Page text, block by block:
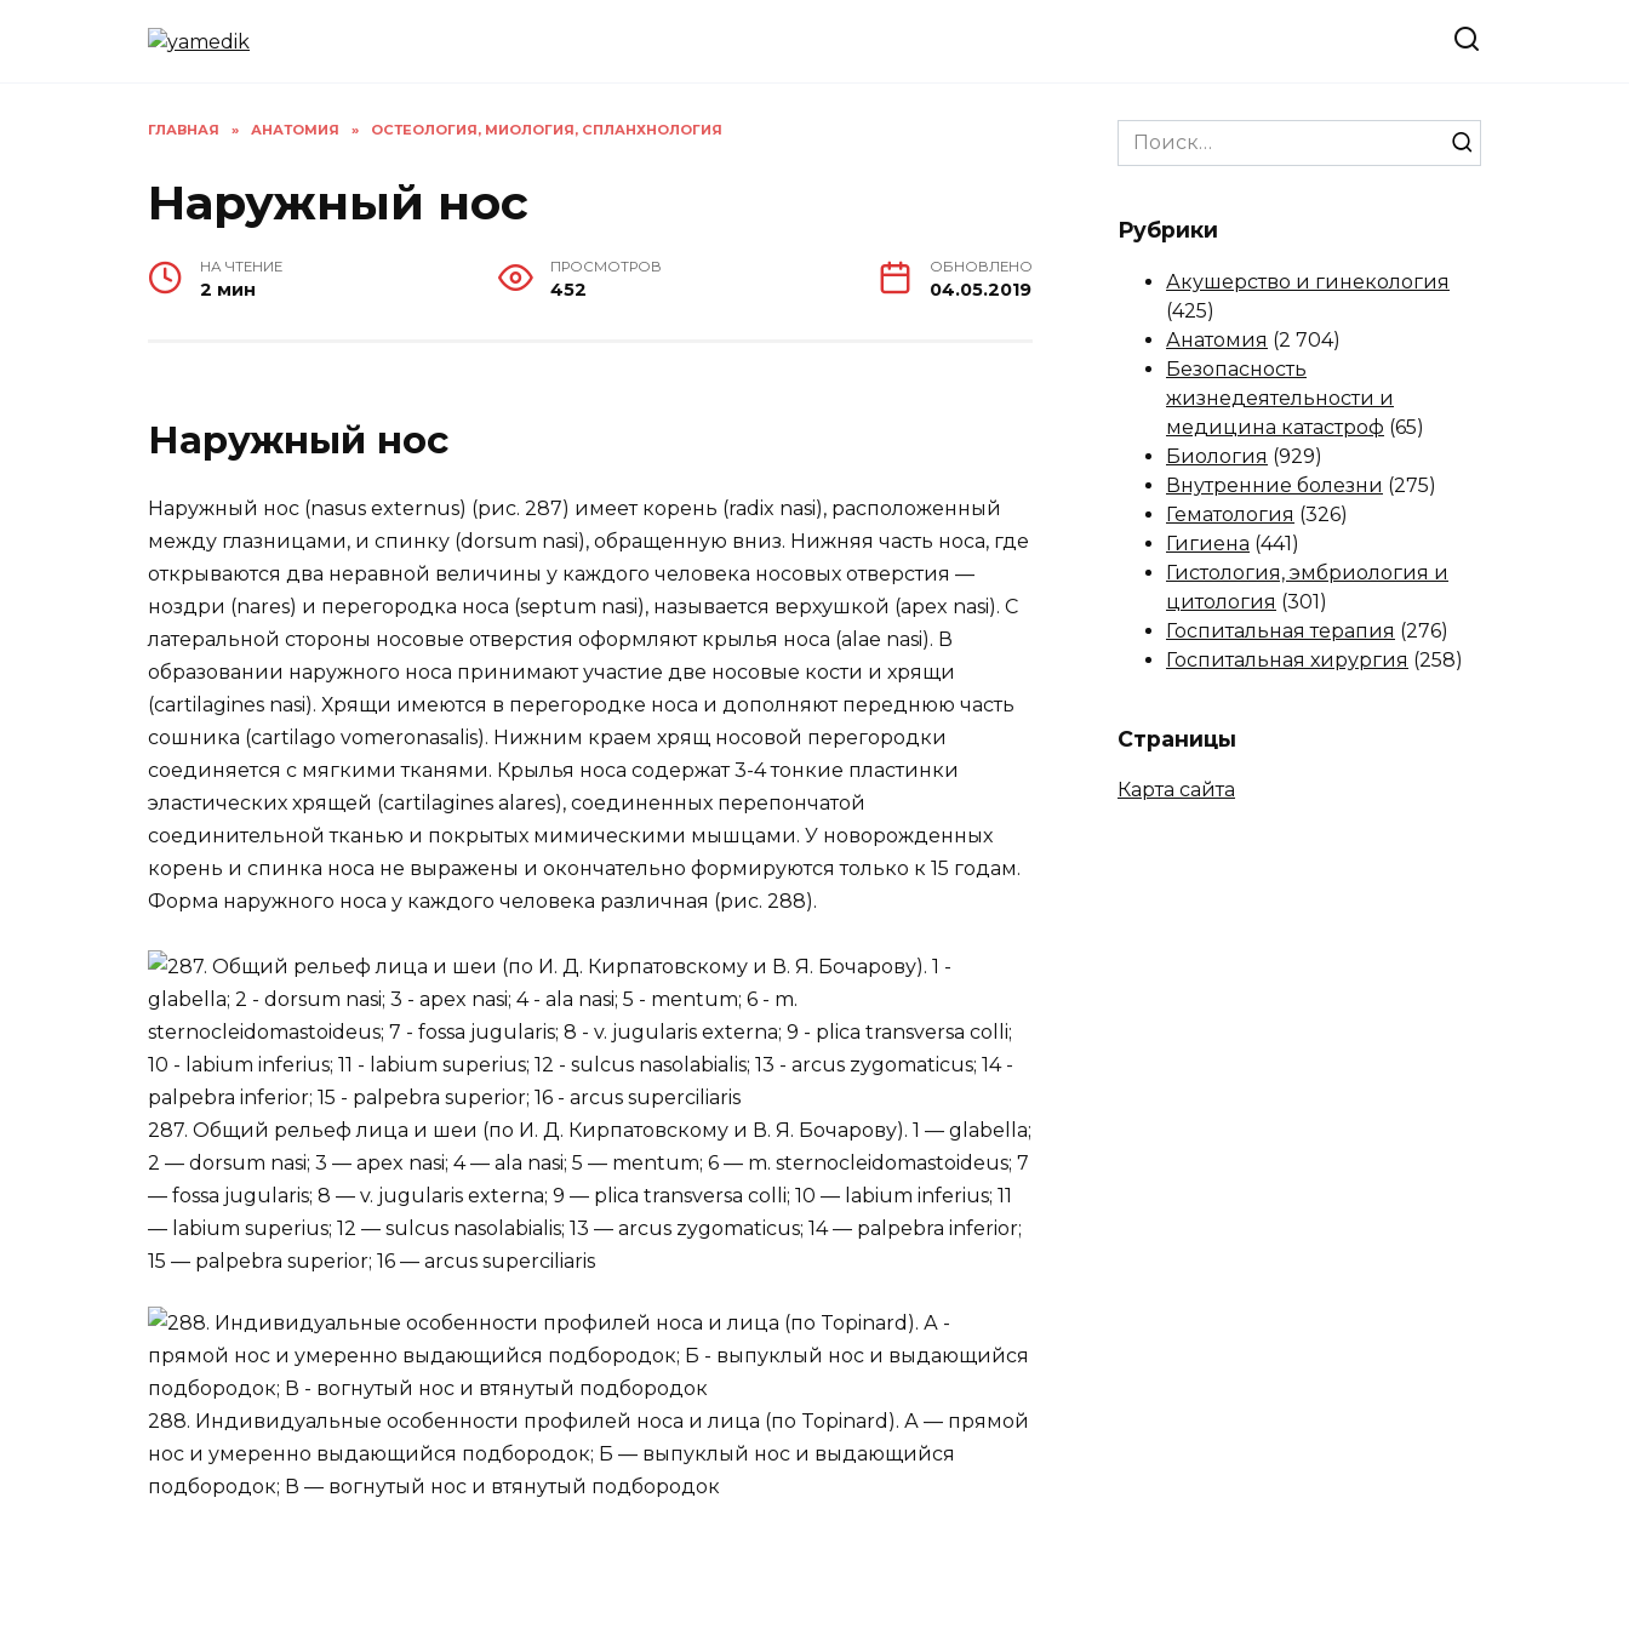
ГЛАВНАЯ » АНАТОМИЯ » ОСТЕОЛОГИЯ, МИОЛОГИЯ, СПЛАНХНОЛОГИЯ
Наружный нос
НА ЧТЕНИЕ
2 мин
ПРОСМОТРОВ
452
ОБНОВЛЕНО
04.05.2019
Наружный нос
Наружный нос (nasus externus) (рис. 287) имеет корень (radix nasi), расположенный
между глазницами, и спинку (dorsum nasi), обращенную вниз. Нижняя часть носа, где
открываются два неравной величины у каждого человека носовых отверстия —
ноздри (nares) и перегородка носа (septum nasi), называется верхушкой (apex nasi). С
латеральной стороны носовые отверстия оформляют крылья носа (alae nasi). В
образовании наружного носа принимают участие две носовые кости и хрящи
(cartilagines nasi). Хрящи имеются в перегородке носа и дополняют переднюю часть
сошника (cartilago vomeronasalis). Нижним краем хрящ носовой перегородки
соединяется с мягкими тканями. Крылья носа содержат 3-4 тонкие пластинки
эластических хрящей (cartilagines alares), соединенных перепончатой
соединительной тканью и покрытых мимическими мышцами. У новорожденных
корень и спинка носа не выражены и окончательно формируются только к 15 годам.
Форма наружного носа у каждого человека различная (рис. 288).
287. Общий рельеф лица и шеи (по И. Д. Кирпатовскому и В. Я. Бочарову). 1 — glabella;
2 — dorsum nasi; 3 — apex nasi; 4 — ala nasi; 5 — mentum; 6 — m. sternocleidomastoideus; 7
— fossa jugularis; 8 — v. jugularis externa; 9 — plica transversa colli; 10 — labium inferius; 11
— labium superius; 12 — sulcus nasolabialis; 13 — arcus zygomaticus; 14 — palpebra inferior;
15 — palpebra superior; 16 — arcus superciliaris
288. Индивидуальные особенности профилей носа и лица (по Topinard). А — прямой
нос и умеренно выдающийся подбородок; Б — выпуклый нос и выдающийся
подбородок; В — вогнутый нос и втянутый подбородок
Search
for:
Рубрики
Акушерство и гинекология
(425)
Анатомия (2 704)
Безопасность
жизнедеятельности и
медицина катастроф (65)
Биология (929)
Внутренние болезни (275)
Гематология (326)
Гигиена (441)
Гистология, эмбриология и
цитология (301)
Госпитальная терапия (276)
Госпитальная хирургия (258)
Страницы
Карта сайта